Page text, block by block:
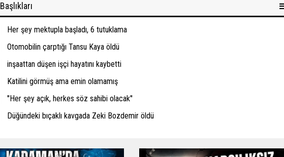
Başlıkları
Her şey mektupla başladı, 6 tutuklama
Otomobilin çarptığı Tansu Kaya öldü
inşaattan düşen işçi hayatını kaybetti
Katilini görmüş ama emin olamamış
''Her şey açık, herkes söz sahibi olacak''
Düğündeki bıçaklı kavgada Zeki Bozdemir öldü